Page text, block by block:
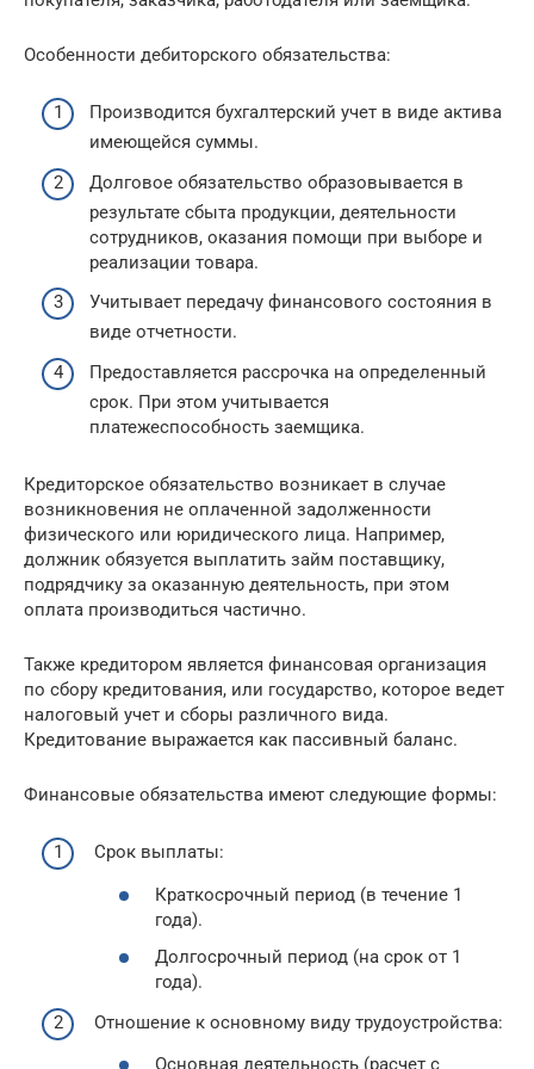
Особенности дебиторского обязательства:
Производится бухгалтерский учет в виде актива
имеющейся суммы.
Долговое обязательство образовывается в
результате сбыта продукции, деятельности
сотрудников, оказания помощи при выборе и
реализации товара.
Учитывает передачу финансового состояния в
виде отчетности.
Предоставляется рассрочка на определенный
срок. При этом учитывается
платежеспособность заемщика.
Кредиторское обязательство возникает в случае
возникновения не оплаченной задолженности
физического или юридического лица. Например,
должник обязуется выплатить займ поставщику,
подрядчику за оказанную деятельность, при этом
оплата производиться частично.
Также кредитором является финансовая организация
по сбору кредитования, или государство, которое ведет
налоговый учет и сборы различного вида.
Кредитование выражается как пассивный баланс.
Финансовые обязательства имеют следующие формы:
Срок выплаты:
Краткосрочный период (в течение 1
года).
Долгосрочный период (на срок от 1
года).
Отношение к основному виду трудоустройства:
Основная деятельность (расчет с